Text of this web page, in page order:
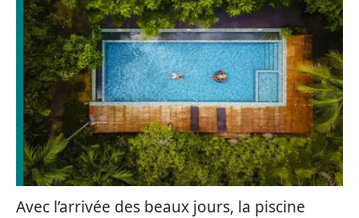
Avec l’arrivée des beaux jours, la piscine